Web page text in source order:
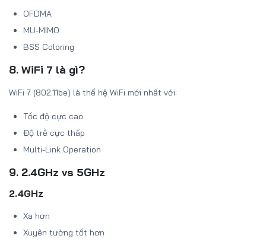
OFDMA
MU-MIMO
BSS Coloring
8. WiFi 7 là gì?
WiFi 7 (802.11be) là thế hệ WiFi mới nhất với:
Tốc độ cực cao
Độ trễ cực thấp
Multi-Link Operation
9. 2.4GHz vs 5GHz
2.4GHz
Xa hơn
Xuyên tường tốt hơn